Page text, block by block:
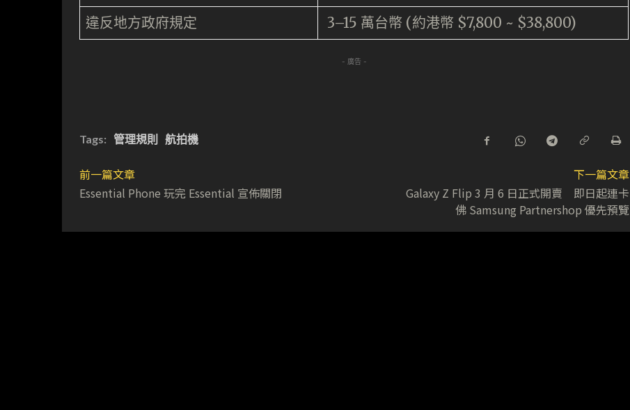
違反地方政府規定
3–15 萬台幣 (約港幣 $7,800 ~ $38,800)
- 廣告 -
Tags: 管理規則 航拍機
前一篇文章
Essential Phone 玩完 Essential 宣佈關閉
下一篇文章
Galaxy Z Flip 3 月 6 日正式開賣 即日起連卡
佛 Samsung Partnershop 優先預覽